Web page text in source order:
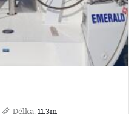
Délka: 11.3m